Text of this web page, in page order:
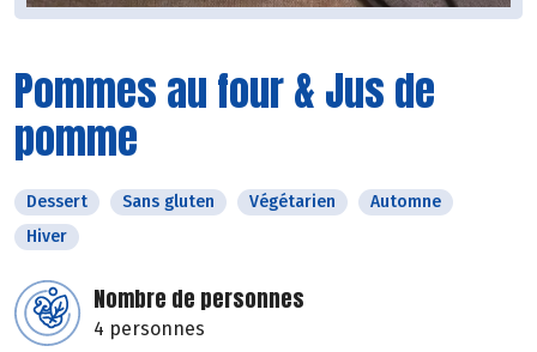
Pommes au four & Jus de
pomme
Dessert Sans gluten Végétarien
Automne
Hiver
Nombre de personnes
4 personnes